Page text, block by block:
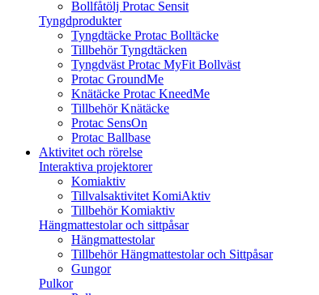
Bollfåtölj Protac Sensit
Tyngdprodukter
Tyngdtäcke Protac Bolltäcke
Tillbehör Tyngdtäcken
Tyngdväst Protac MyFit Bollväst
Protac GroundMe
Knätäcke Protac KneedMe
Tillbehör Knätäcke
Protac SensOn
Protac Ballbase
Aktivitet och rörelse
Interaktiva projektorer
Komiaktiv
Tillvalsaktivitet KomiAktiv
Tillbehör Komiaktiv
Hängmattestolar och sittpåsar
Hängmattestolar
Tillbehör Hängmattestolar och Sittpåsar
Gungor
Pulkor